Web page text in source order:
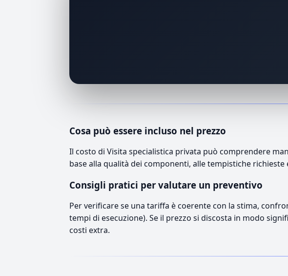
Cosa può essere incluso nel prezzo
Il costo di Visita specialistica privata può comprendere
base alla qualità dei componenti, alle tempistiche
Consigli pratici per valutare un preventivo
Per verificare se una tariffa è coerente con la stima,
tempi di esecuzione). Se il prezzo si discosta in modo
costi extra.